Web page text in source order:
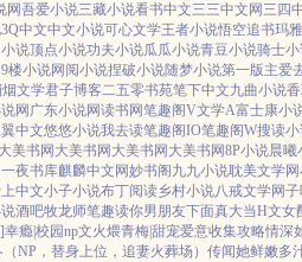
网吾爱小说三藏小说看书中文三三中文网 三四
3Q中文中文小说可心文学王者小说悟空追书玛
说顶点小说功夫小说瓜瓜小说青豆小说骑士
楼小说网阅小说捏破小说随梦小说第一版主爱
文学君子博客二五零书苑笔下中文九曲小说
网 广东小说网读书网笔趣阁V文学A富士康小
中文悠悠小说我去读笔趣阁IO笔趣阁W搜读
大美书网 大美书网 大美书网 大美书网8P小说晨曦
一夜书库麒麟中文网妙书阁 九九小说耽美文学网
中文小子小说布丁阅读乡村小说八戒文学网
酒吧牧龙师笔趣读你男朋友下面真大当H文女
幸瘾|校园np文火煨青梅|甜宠爱意收集攻略情深
NP，替身上位，追妻火葬场） 传闻她鲜嫩多